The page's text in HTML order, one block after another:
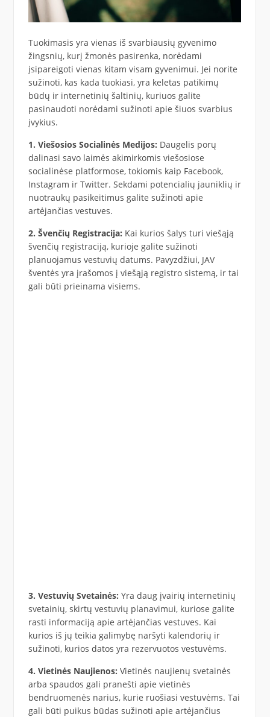
Tuokimasis yra vienas iš svarbiausių gyvenimo
žingsnių, kurį žmonės pasirenka, norėdami
įsipareigoti vienas kitam visam gyvenimui. Jei norite
sužinoti, kas kada tuokiasi, yra keletas patikimų
būdų ir internetinių šaltinių, kuriuos galite
pasinaudoti norėdami sužinoti apie šiuos svarbius
įvykius.
1. Viešosios Socialinės Medijos: Daugelis porų
dalinasi savo laimės akimirkomis viešosiose
socialinėse platformose, tokiomis kaip Facebook,
Instagram ir Twitter. Sekdami potencialių jauniklių ir
nuotraukų pasikeitimus galite sužinoti apie
artėjančias vestuves.
2. Švenčių Registracija: Kai kurios šalys turi viešąją
švenčių registraciją, kurioje galite sužinoti
planuojamus vestuvių datums. Pavyzdžiui, JAV
šventės yra įrašomos į viešąją registro sistemą, ir tai
gali būti prieinama visiems.
3. Vestuvių Svetainės: Yra daug įvairių internetinių
svetainių, skirtų vestuvių planavimui, kuriose galite
rasti informaciją apie artėjančias vestuves. Kai
kurios iš jų teikia galimybę naršyti kalendorių ir
sužinoti, kurios datos yra rezervuotos vestuvėms.
4. Vietinės Naujienos: Vietinės naujienų svetainės
arba spaudos gali pranešti apie vietinės
bendruomenės narius, kurie ruošiasi vestuvėms. Tai
gali būti puikus būdas sužinoti apie artėjančius